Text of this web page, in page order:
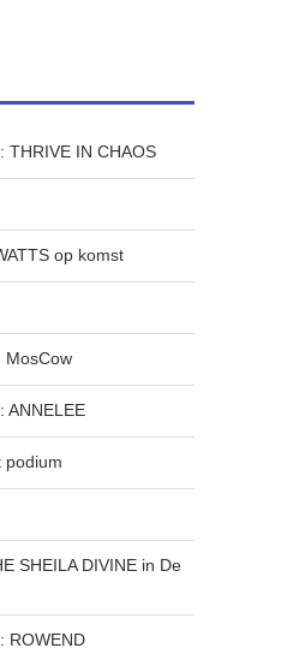
THRIVE IN CHAOS
op komst
MosCow
ANNELEE
podium
SHEILA DIVINE in De
ROWEND